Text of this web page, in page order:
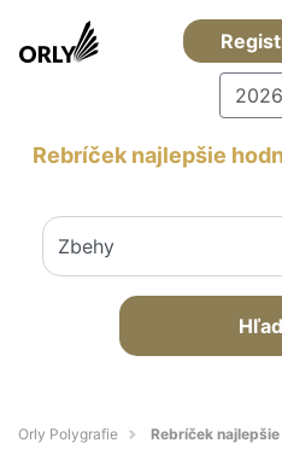
2026
Rebríček najlepšie
Orly Polygrafie Rebríček